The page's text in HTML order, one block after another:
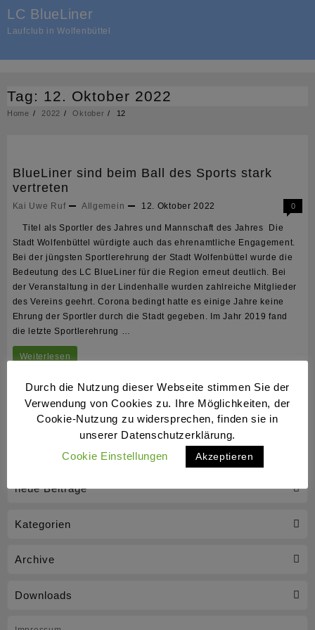
content
LC BlueLiner
Laufclub in Wolfenbüttel
neue Beiträge
Kategorien
Archive
Downloads
Tag: 12. Oktober 2022
Home 2022 Oktober 12
BlueLiner sind beim Ball des Sports stark
vertreten
Kai Uwe Ruf Allgemein 12. Oktober 2022 0
Titel als Sportler des Jahres und Mannschaft des Jahres Die
Stadt Wolfenbüttel würdigte auch das ehrenamtliche Engagement.
Bei der jüngsten Sportlerehrung der Stadt Wolfenbüttel wurde die
Bedeutung des LC BlueLiner für die Region erneut deutlich. Bei
der Veranstaltung in der Lindenhalle wurden zahlreiche Mitglieder
des Vereins geehrt. Corona bedingt hatte es einige Jahre keine
Ehrung der Sportler durch die Stadt gegeben. Im Jahr 2019 fand
die letzte Sportlerehrung …
BlueLiner
beim
Weiterlesen
Durch die Nutzung dieser Webseite stimmen Sie der
Verwendung von Cookies zu. Ihre Möglichkeiten, der
Cookie-Nutzung zu widersprechen, finden sie in
unserer Datenschutzerklärung.
Cookie Einstellungen
Akzeptieren